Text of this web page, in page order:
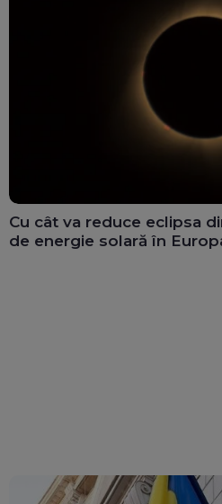
Cu cât va reduce eclipsa
de energie solară în